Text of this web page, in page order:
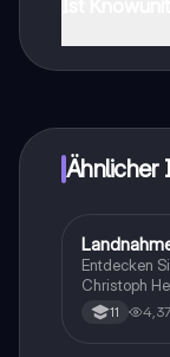
Ähnlicher
Deutsch
Entdecken
Christoph
die Epoche,
11